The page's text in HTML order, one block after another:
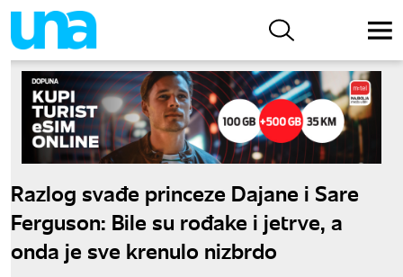
Razlog svađe princeze Dajane i Sare
Ferguson: Bile su rođake i jetrve, a
onda je sve krenulo nizbrdo